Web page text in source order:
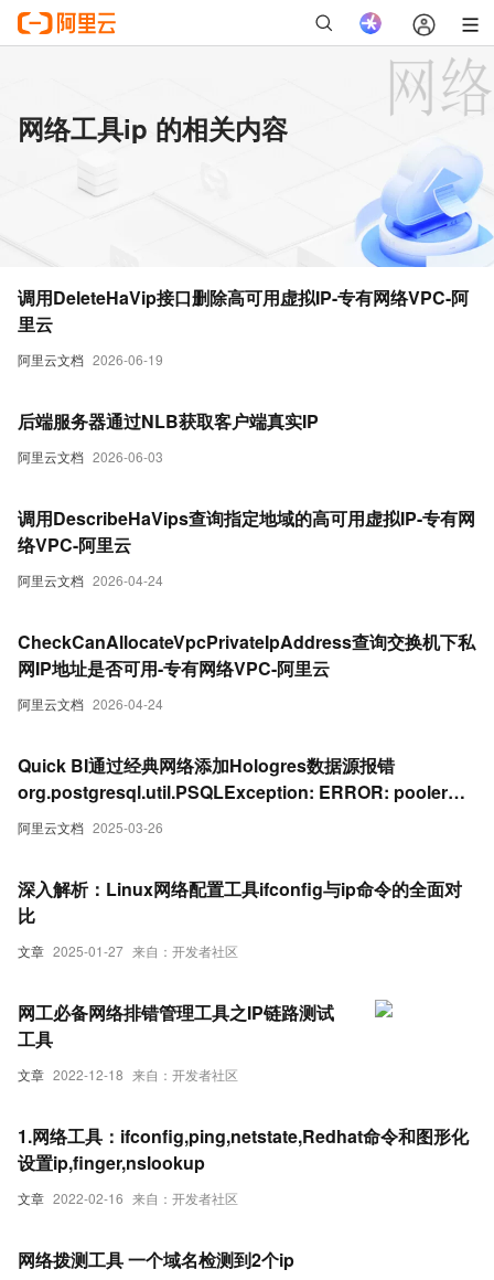
网络工具ip 的相关内容
阿里云文档 2026-06-19
调用DeleteHaVip接口删除高可用虚拟IP-专有网络VPC-阿
里云
阿里云文档 2026-06-03
后端服务器通过NLB获取客户端真实IP
阿里云文档 2026-04-24
调用DescribeHaVips查询指定地域的高可用虚拟IP-专有网
络VPC-阿里云
阿里云文档 2026-04-24
CheckCanAllocateVpcPrivateIpAddress查询交换机下私
网IP地址是否可用-专有网络VPC-阿里云
阿里云文档 2025-03-26
Quick BI通过经典网络添加Hologres数据源报错
org.postgresql.util.PSQLException: ERROR: pooler
c15e650375330: Reject ip ...
文章 2025-01-27 来自：开发者社区
深入解析：Linux网络配置工具ifconfig与ip命令的全面对
比
文章 2022-12-18 来自：开发者社区
网工必备网络排错管理工具之IP链路测试
工具
文章 2022-02-16 来自：开发者社区
1.网络工具：ifconfig,ping,netstate,Redhat命令和图形化
设置ip,finger,nslookup
网络拨测工具 一个域名检测到2个ip